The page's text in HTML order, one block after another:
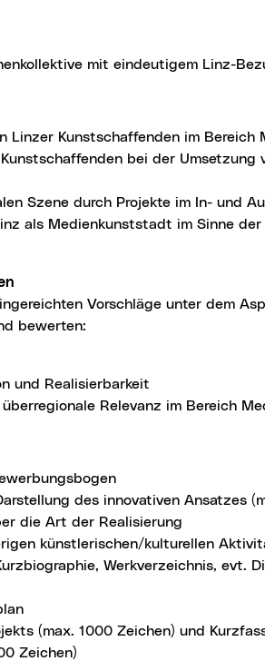
mit eindeutigem Linz-
Linzer Kunstschaffenden im Bereich
bei der Umsetzung
Szene durch Projekte im In- und
als Medienkunststadt im Sinne der
Vorschläge unter dem
bewerten:
und Realisierbarkeit
Relevanz im Bereich
des innovativen Ansatzes
die Art der Realisierung
künstlerischen/kulturellen
Werkverzeichnis, evt.
(max. 1000 Zeichen) und
Zeichen)